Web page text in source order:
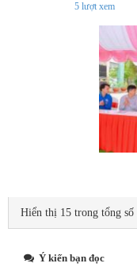
5 lượt xem
Hiển thị 15 trong tổng số
Ý kiến bạn đọc